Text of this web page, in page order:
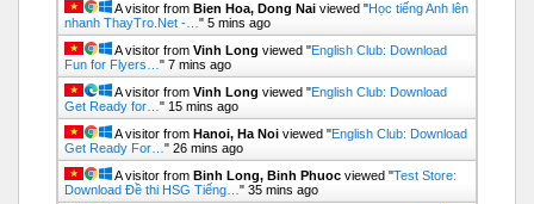
A visitor from Bien Hoa, Dong Nai viewed "Học tiếng Anh lên
nhanh ThayTro.Net -… " 5 mins ago
A visitor from Vinh Long viewed "English Club: Download
Fun for Flyers… " 7 mins ago
A visitor from Vinh Long viewed "English Club: Download
Get Ready for… " 15 mins ago
A visitor from Hanoi, Ha Noi viewed "English Club: Download
Get Ready For… " 26 mins ago
A visitor from Binh Long, Binh Phuoc viewed "Test Store:
Download Đề thi HSG Tiếng… " 35 mins ago